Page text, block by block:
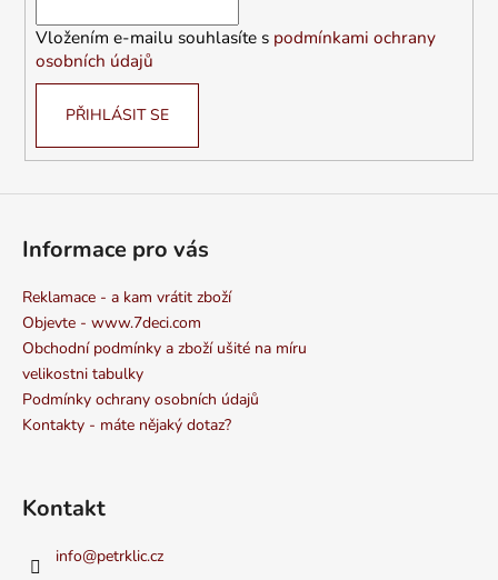
Vložením e-mailu souhlasíte s podmínkami ochrany
osobních údajů
PŘIHLÁSIT SE
Informace pro vás
Reklamace - a kam vrátit zboží
Objevte - www.7deci.com
Obchodní podmínky a zboží ušité na míru
velikostni tabulky
Podmínky ochrany osobních údajů
Kontakty - máte nějaký dotaz?
Kontakt
info@petrklic.cz